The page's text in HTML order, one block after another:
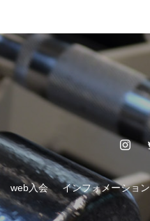
web入会 インフォメーション